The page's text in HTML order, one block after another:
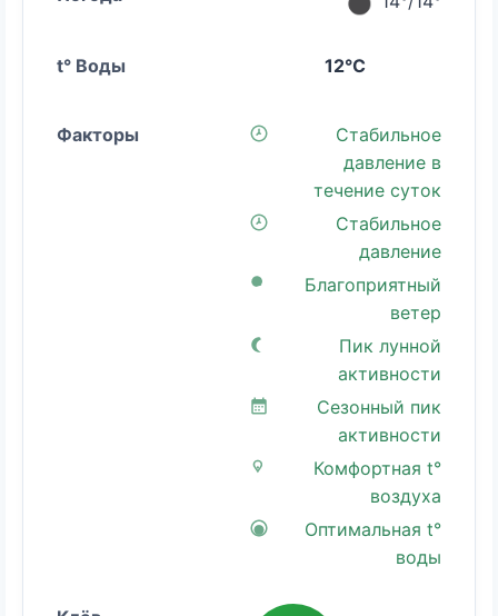
12°C
Стабильное
давление в
течение суток
Стабильное
давление
Благоприятный
ветер
Пик лунной
активности
Сезонный пик
активности
Комфортная t°
воздуха
Оптимальная t°
воды